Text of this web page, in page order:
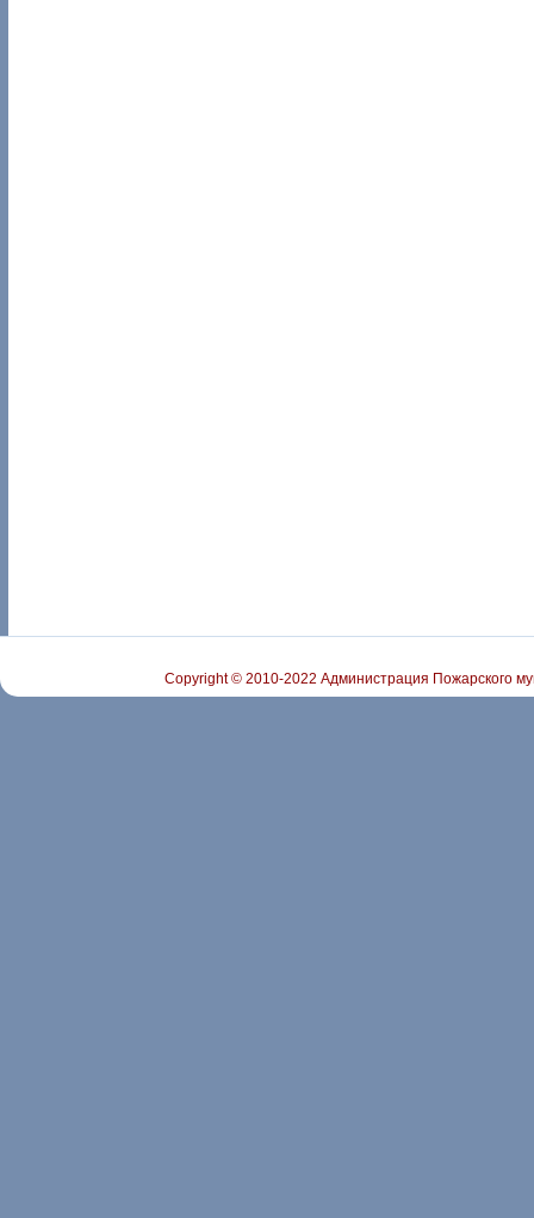
Copyright © 2010-2022 Администрация Пожарского